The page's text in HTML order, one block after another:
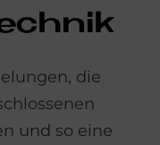
die
und so eine